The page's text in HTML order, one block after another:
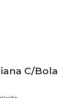
C/Bola